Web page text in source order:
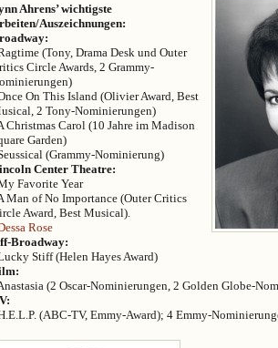
Ahrens’ wichtigste
Auszeichnungen:
(Tony, Drama Desk und Outer
Circle Awards, 2 Grammy-
On This Island (Olivier Award, Best
2 Tony-Nominierungen)
Christmas Carol (10 Jahre im Madison
Garden)
(Grammy-Nominierung)
Center Theatre:
Favorite Year
Man of No Importance (Outer Critics
Award, Best Musical).
Rose
Broadway:
Stiff (Helen Hayes Award)
(2 Oscar-Nominierungen, 2 Golden Globe-
(ABC-TV, Emmy-Award); 4 Emmy-